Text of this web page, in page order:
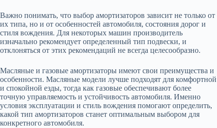
Важно понимать, что выбор амортизаторов зависит не только от
их типа, но и от особенностей автомобиля, состояния дорог и
стиля вождения. Для некоторых машин производитель
изначально рекомендует определенный тип подвески, и
отклоняться от этих рекомендаций не всегда целесообразно.
Масляные и газовые амортизаторы имеют свои преимущества и
особенности. Масляные модели лучше подходят для комфортной
и спокойной езды, тогда как газовые обеспечивают более
точную управляемость и устойчивость автомобиля. Именно
условия эксплуатации и стиль вождения помогают определить,
какой тип амортизаторов станет оптимальным выбором для
конкретного автомобиля.